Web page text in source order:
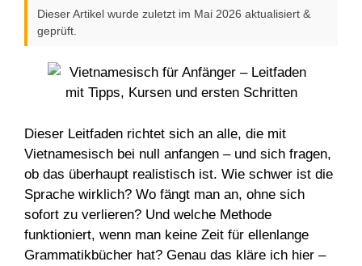
Dieser Artikel wurde zuletzt im Mai 2026 aktualisiert &
geprüft.
Dieser Leitfaden richtet sich an alle, die mit
Vietnamesisch bei null anfangen – und sich fragen,
ob das überhaupt realistisch ist. Wie schwer ist die
Sprache wirklich? Wo fängt man an, ohne sich
sofort zu verlieren? Und welche Methode
funktioniert, wenn man keine Zeit für ellenlange
Grammatikbücher hat? Genau das kläre ich hier –